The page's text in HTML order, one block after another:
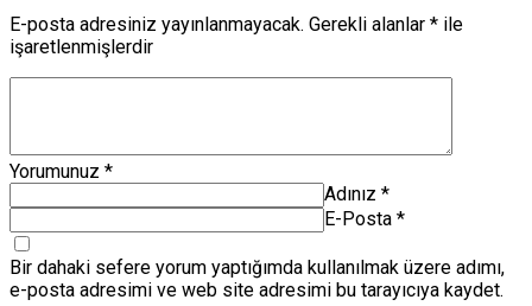
E-posta adresiniz yayınlanmayacak. Gerekli alanlar * ile
işaretlenmişlerdir
Yorumunuz *
Adınız *
E-Posta *
Bir dahaki sefere yorum yaptığımda kullanılmak üzere adımı,
e-posta adresimi ve web site adresimi bu tarayıcıya kaydet.